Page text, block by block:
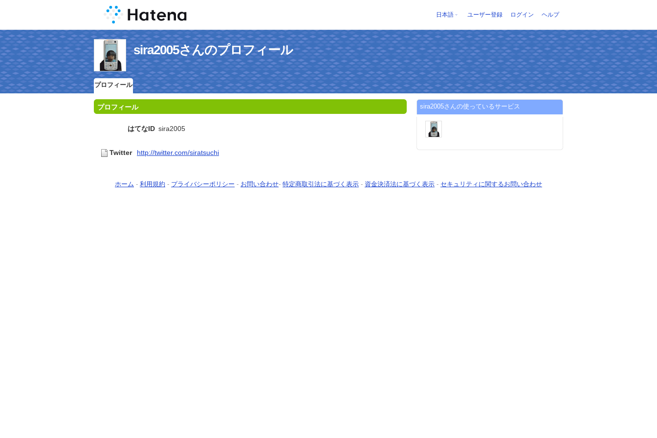
日本語 ユーザー登録 ログイン ヘルプ
sira2005さんのプロフィール
プロフィール
プロフィール
はてなID sira2005
Twitter http://twitter.com/siratsuchi
sira2005さんの使っているサービス
ホーム - 利用規約 - プライバシーポリシー - お問い合わせ- 特定商取引法に基づく表示 - 資金決済法に基づく表示 - セキュリティに関するお問い合わせ